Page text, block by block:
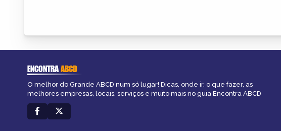
ENCONTRAABCD
O melhor do Grande ABCD num só lugar! Dicas, onde ir, o que fazer, as
melhores empresas, locais, serviços e muito mais no guia Encontra ABCD